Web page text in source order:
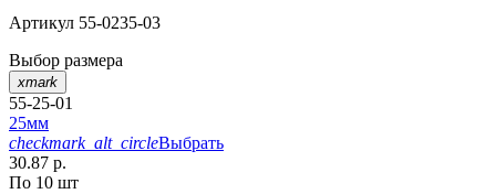
Артикул 55-0235-03
Выбор размера
xmark
55-25-01
25мм
checkmark_alt_circleВыбрать
30.87 р.
По 10 шт